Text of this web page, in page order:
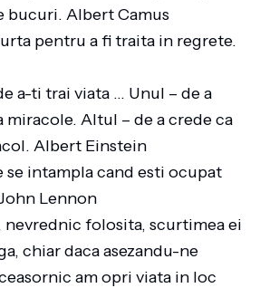
bucuri. Albert Camus
pentru a fi traita in regrete.
a-ti trai viata … Unul – de a
miracole. Altul – de a crede ca
Albert Einstein
se intampla cand esti ocupat
Lennon
nevrednic folosita, scurtimea ei
chiar daca asezandu-ne
am opri viata in loc